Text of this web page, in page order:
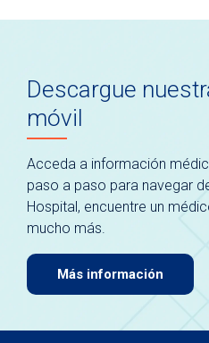
Descargue
móvil
Acceda a información
paso a paso para navegar
Hospital, encuentre un
mucho más.
Más información